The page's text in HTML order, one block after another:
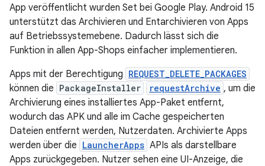
App veröffentlicht wurden Set bei Google Play. Android 15
unterstützt das Archivieren und Entarchivieren von Apps
auf Betriebssystemebene. Dadurch lässt sich die
Funktion in allen App-Shops einfacher implementieren.
Apps mit der Berechtigung REQUEST_DELETE_PACKAGES
können die PackageInstaller requestArchive , um die
Archivierung eines installiertes App-Paket entfernt,
wodurch das APK und alle im Cache gespeicherten
Dateien entfernt werden, Nutzerdaten. Archivierte Apps
werden über die LauncherApps APIs als darstellbare
Apps zurückgegeben. Nutzer sehen eine UI-Anzeige, die